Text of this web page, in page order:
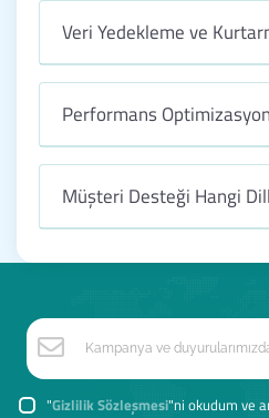
Veri Yedekleme ve
Performans
Müşteri Desteği Hangi
"Gizlilik Sözleşmesi"ni okudum ve